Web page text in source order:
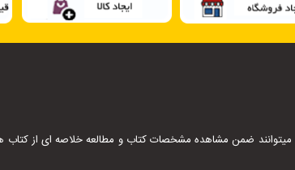
میتوانند ضمن مشاهده مشخصات کتاب و مطالعه خلاصه ای از کتاب